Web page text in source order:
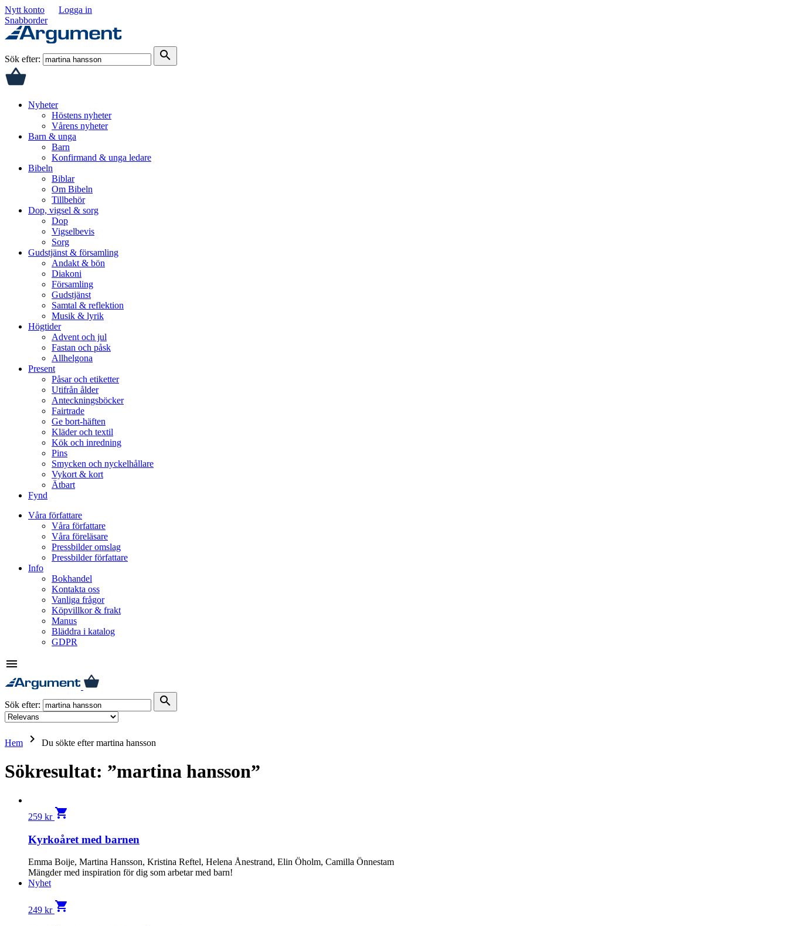
Nytt konto
Logga in
Snabborder
Sök efter: search
Nyheter
Höstens nyheter
Vårens nyheter
Barn & unga
Barn
Konfirmand & unga ledare
Bibeln
Biblar
Om Bibeln
Tillbehör
Dop, vigsel & sorg
Dop
Vigselbevis
Sorg
Gudstjänst & församling
Andakt & bön
Diakoni
Församling
Gudstjänst
Samtal & reflektion
Musik & lyrik
Högtider
Advent och jul
Fastan och påsk
Allhelgona
Present
Påsar och etiketter
Utifrån ålder
Anteckningsböcker
Fairtrade
Ge bort-häften
Kläder och textil
Kök och inredning
Pins
Smycken och nyckelhållare
Vykort & kort
Ätbart
Fynd
Våra författare
Våra författare
Våra föreläsare
Pressbilder omslag
Pressbilder författare
Info
Bokhandel
Kontakta oss
Vanliga frågor
Köpvillkor & frakt
Manus
Bläddra i katalog
GDPR
menu
Sök efter: search
Hem keyboard_arrow_right Du sökte efter martina hansson
Sökresultat: ”martina hansson”
259 kr shopping_cart
Kyrkoåret med barnen
Emma Boije, Martina Hansson, Kristina Reftel, Helena Ånestrand, Elin Öholm, Camilla Önnestam
Mängder med inspiration för dig som arbetar med barn!
Nyhet
249 kr shopping_cart